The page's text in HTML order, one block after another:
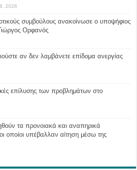
2026
συμβούλους ανακοίνωσε ο υποψήφιος
Ορφανός
αν δεν λαμβάνετε επίδομα ανεργίας
επίλυσης των προβλημάτων στο
τα προνοιακά και αναπηρικά
οποίοι υπέβαλλαν αίτηση μέσω της